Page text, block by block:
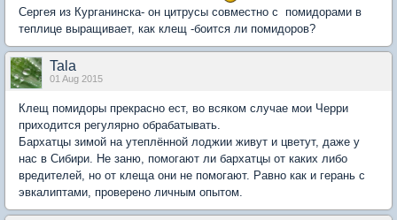
Сергея из Курганинска- он цитрусы совместно с помидорами в
теплице выращивает, как клещ -боится ли помидоров?
Tala
01 Aug 2015
Клещ помидоры прекрасно ест, во всяком случае мои Черри
приходится регулярно обрабатывать.
Бархатцы зимой на утеплённой лоджии живут и цветут, даже у
нас в Сибири. Не заню, помогают ли бархатцы от каких либо
вредителей, но от клеща они не помогают. Равно как и герань с
эвкалиптами, проверено личным опытом.